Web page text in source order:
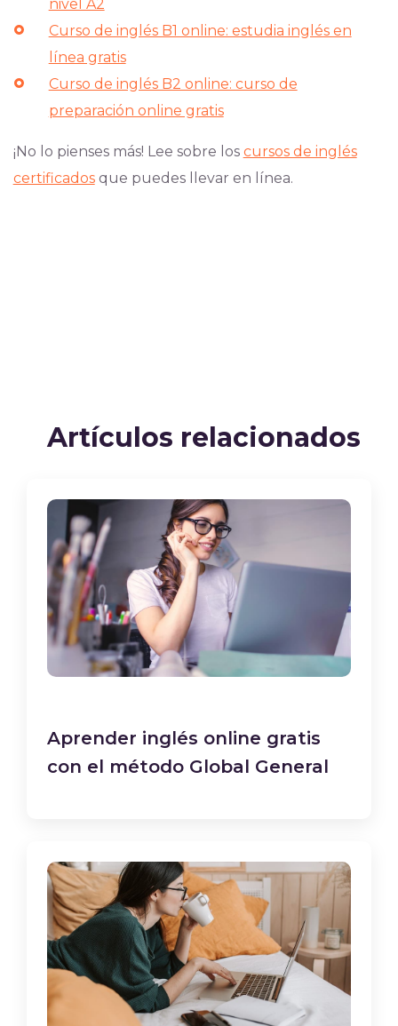
nivel A2
Curso de inglés B1 online: estudia inglés en
línea gratis
Curso de inglés B2 online: curso de
preparación online gratis
¡No lo pienses más! Lee sobre los cursos de inglés
certificadosque puedes llevar en línea.
Artículos relacionados
Aprender inglés online gratis
con el método Global General